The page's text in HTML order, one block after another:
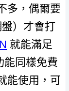
多，偶爾要
盤）才會打
就能滿足
能同樣免費
能使用，可